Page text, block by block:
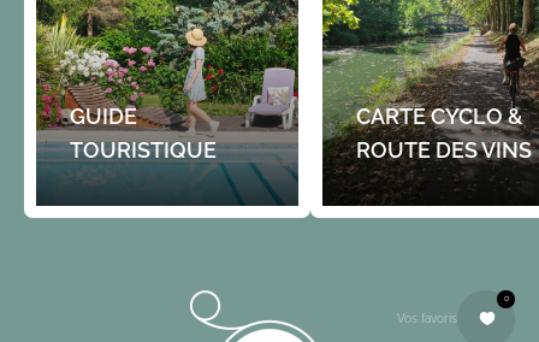
GUIDE
TOURISTIQUE
CARTE CYCLO &
ROUTE DES VINS
Vos favoris
0